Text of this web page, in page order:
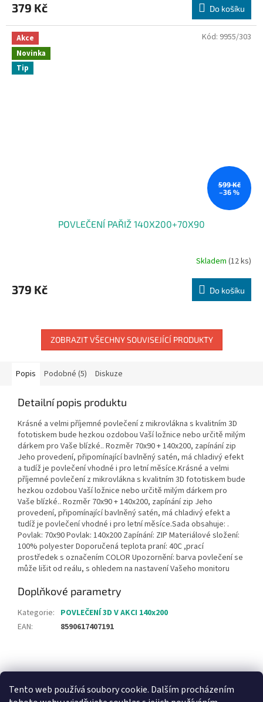
Tento web používá soubory cookie. Dalším procházením
379 Kč Do košíku
Akce
Novinka
Tip
599 Kč
–36 %
POVLEČENÍ PAŘIŽ 140X200+70X90
Skladem (12 ks)
379 Kč Do košíku
Kód: 9955/303
ZOBRAZIT VŠECHNY SOUVISEJÍCÍ PRODUKTY
Popis Podobné (5) Diskuze
Detailní popis produktu
Krásné a velmi příjemné povlečení z mikrovlákna s kvalitním 3D
fototiskem bude hezkou ozdobou Vaší ložnice nebo určitě milým
dárkem pro Vaše blízké.. Rozměr 70x90 + 140x200, zapínání zip
Jeho provedení, připomínající bavlněný satén, má chladivý efekt
a tudíž je povlečení vhodné i pro letní měsíce.Krásné a velmi
příjemné povlečení z mikrovlákna s kvalitním 3D fototiskem bude
hezkou ozdobou Vaší ložnice nebo určitě milým dárkem pro
Vaše blízké.. Rozměr 70x90 + 140x200, zapínání zip Jeho
provedení, připomínající bavlněný satén, má chladivý efekt a
tudíž je povlečení vhodné i pro letní měsíce.Sada obsahuje: .
Povlak: 70x90 Povlak: 140x200 Zapínání: ZIP Materiálové složení:
100% polyester Doporučená teplota praní: 40C ,prací
prostředek s označením COLOR Upozornění: barva povlečení se
může lišit od reálu, s ohledem na nastavení Vašeho monitoru
Doplňkové parametry
Kategorie: POVLEČENÍ 3D V AKCI 140x200
EAN: 8590617407191
á